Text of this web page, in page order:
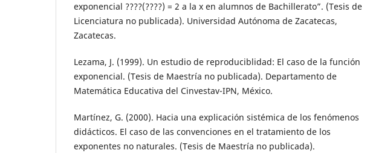
exponencial ????(????) = 2 a la x en alumnos de Bachillerato”. (Tesis de
Licenciatura no publicada). Universidad Autónoma de Zacatecas,
Zacatecas.
Lezama, J. (1999). Un estudio de reproduciblidad: El caso de la función
exponencial. (Tesis de Maestría no publicada). Departamento de
Matemática Educativa del Cinvestav-IPN, México.
Martínez, G. (2000). Hacia una explicación sistémica de los fenómenos
didácticos. El caso de las convenciones en el tratamiento de los
exponentes no naturales. (Tesis de Maestría no publicada).